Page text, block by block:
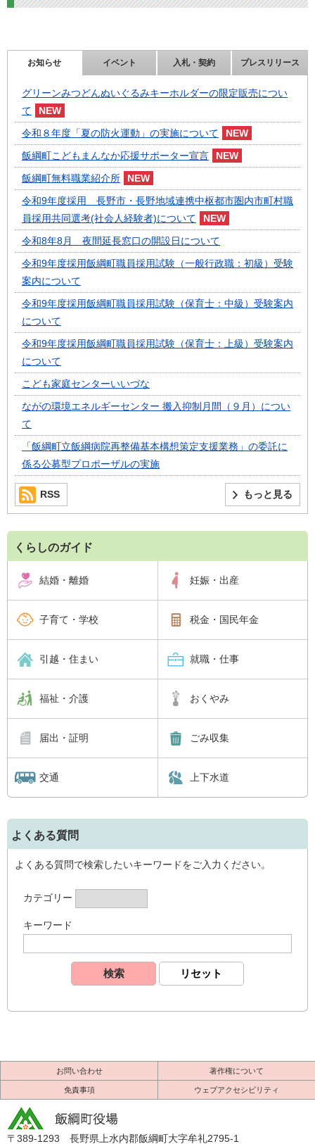
お知らせ イベント 入札・契約 プレスリリース
グリーンみつどんぬいぐるみキーホルダーの限定販売につい
て
令和８年度「夏の防火運動」の実施について
飯綱町こどもまんなか応援サポーター宣言
飯綱町無料職業紹介所
令和9年度採用 長野市・長野地域連携中枢都市圏内市町村職
員採用共同選考(社会人経験者)について
令和8年8月 夜間延長窓口の開設日について
令和9年度採用飯綱町職員採用試験（一般行政職：初級）受験
案内について
令和9年度採用飯綱町職員採用試験（保育士：中級）受験案内
について
令和9年度採用飯綱町職員採用試験（保育士：上級）受験案内
について
こども家庭センターいいづな
ながの環境エネルギーセンター 搬入抑制月間（９月）につい
て
「飯綱町立飯綱病院再整備基本構想策定支援業務」の委託に
係る公募型プロポーザルの実施
もっと見る
RSS
くらしのガイド
結婚・離婚 妊娠・出産
子育て・学校 税金・国民年金
引越・住まい 就職・仕事
福祉・介護 おくやみ
届出・証明 ごみ収集
交通 上下水道
よくある質問
よくある質問で検索したいキーワードをご入力ください。
カテゴリー
キーワード
お問い合わせ 著作権について
免責事項 ウェブアクセシビリティ
〒389-1293 長野県上水内郡飯綱町大字牟礼2795-1